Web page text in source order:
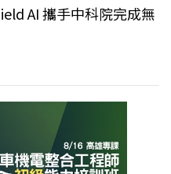
AI 攜手中科院完成無